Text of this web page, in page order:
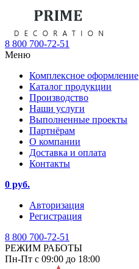
8 800 700-72-51
Меню
Комплексное оформление
Каталог продукции
Производство
Наши услуги
Выполненные проекты
Партнёрам
О компании
Доставка и оплата
Контакты
0 руб.
Авторизация
Регистрация
8 800 700-72-51
РЕЖИМ РАБОТЫ
Пн-Пт с 09:00 до 18:00